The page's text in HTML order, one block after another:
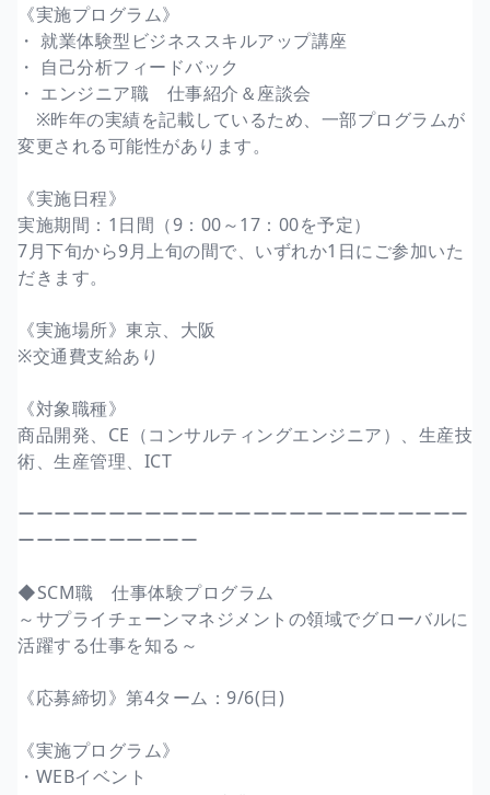
《実施プログラム》
・ 就業体験型ビジネススキルアップ講座
・ 自己分析フィードバック
・ エンジニア職 仕事紹介＆座談会
※昨年の実績を記載しているため、一部プログラムが
変更される可能性があります。
《実施日程》
実施期間：1日間（9：00～17：00を予定）
7月下旬から9月上旬の間で、いずれか1日にご参加いた
だきます。
《実施場所》東京、大阪
※交通費支給あり
《対象職種》
商品開発、CE（コンサルティングエンジニア）、生産技
術、生産管理、ICT
ーーーーーーーーーーーーーーーーーーーーーーーーー
ーーーーーーーーーー
◆SCM職 仕事体験プログラム
～サプライチェーンマネジメントの領域でグローバルに
活躍する仕事を知る～
《応募締切》第4ターム：9/6(日)
《実施プログラム》
・WEBイベント